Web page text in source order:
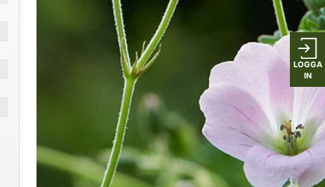
LOGGA
IN